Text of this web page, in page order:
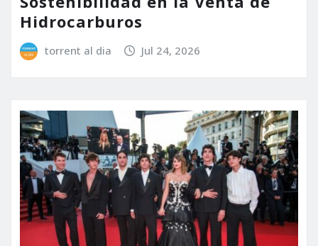
Hidrocarburos
torrent al dia Jul 24, 2026